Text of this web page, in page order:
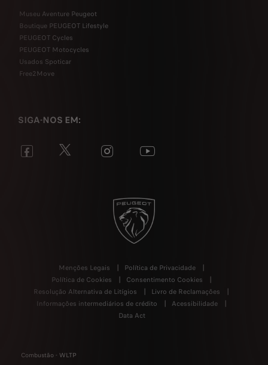
Museu Aventure Peugeot
Boutique PEUGEOT Lifestyle
PEUGEOT Cycles
PEUGEOT Motocycles
Usados Spoticar
Free2Move
SIGA-NOS EM:
Menções Legais
Política de Privacidade
Política de Cookies
Consentimento Cookies
Resolução Alternativa de Litígios
Livro de Reclamações
Informações intermediários de crédito
Acessibilidade
Data Act
Combustão - WLTP